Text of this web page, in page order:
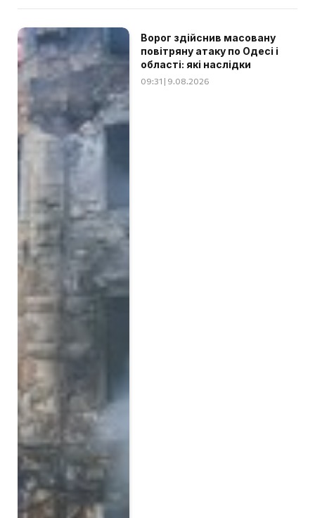
Ворог здійснив масовану
повітряну атаку по Одесі і
області: які наслідки
09:31 | 9.08.2026